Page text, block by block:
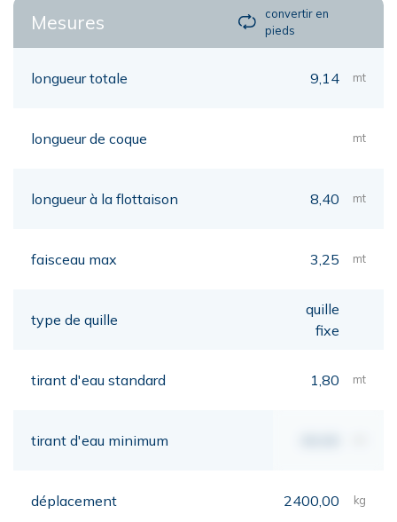
Mesures
convertir en
pieds
longueur totale 9,14 mt
longueur de coque mt
longueur à la flottaison 8,40 mt
faisceau max 3,25 mt
type de quille
quille
fixe
tirant d'eau standard 1,80 mt
tirant d'eau minimum
déplacement 2400,00 kg